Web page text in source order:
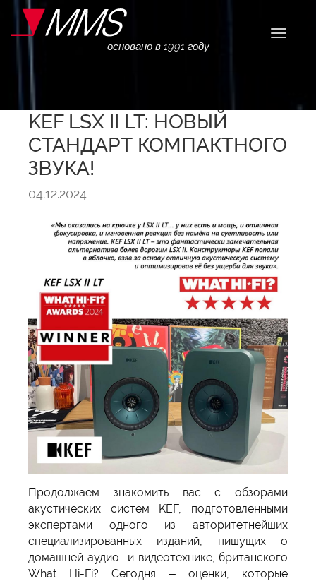
основано в 1991 году
KEF LSX II LT: НОВЫЙ
СТАНДАРТ КОМПАКТНОГО
ЗВУКА!
04.12.2024
Продолжаем знакомить вас с обзорами
акустических систем KEF, подготовленными
экспертами одного из авторитетнейших
специализированных изданий, пишущих о
домашней аудио- и видеотехнике, британского
What Hi-Fi? Сегодня – оценки, которые